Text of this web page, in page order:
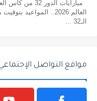
العالم 2026..
الـ32 ...
مواقع التواصل